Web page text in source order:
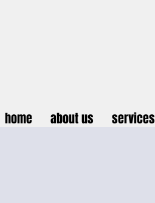
home about us services